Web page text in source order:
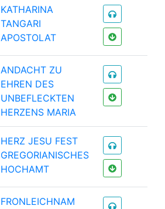
KATHARINA
TANGARI
APOSTOLAT
ANDACHT ZU
EHREN DES
UNBEFLECKTEN
HERZENS MARIA
HERZ JESU FEST
GREGORIANISCHES
HOCHAMT
FRONLEICHNAM